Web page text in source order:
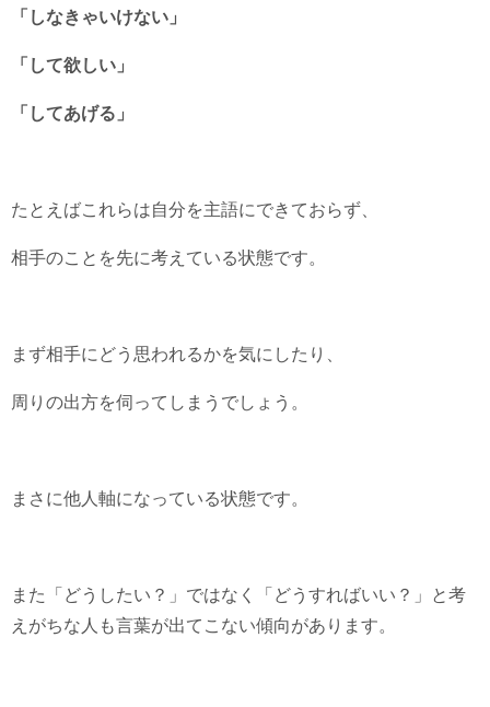
「しなきゃいけない」
「して欲しい」
「してあげる」
たとえばこれらは自分を主語にできておらず、
相手のことを先に考えている状態です。
まず相手にどう思われるかを気にしたり、
周りの出方を伺ってしまうでしょう。
まさに他人軸になっている状態です。
また「どうしたい？」ではなく「どうすればいい？」と考
えがちな人も言葉が出てこない傾向があります。